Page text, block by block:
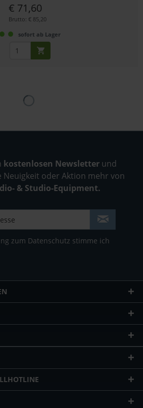
€ 71,60
Brutto: € 85,20
sofort ab Lager
kostenlosen Newsletter und
Neuigkeit oder Aktion mehr von
& Studio-Equipment.
zum Datenschutz stimme ich